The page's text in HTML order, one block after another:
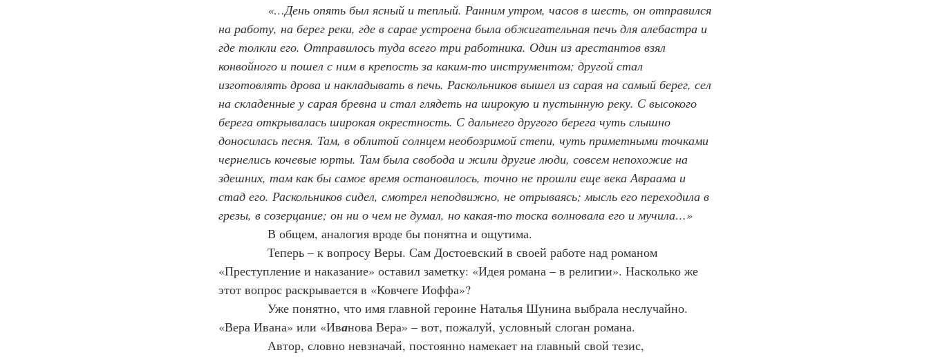
«…День опять был ясный и теплый. Ранним утром, часов в шесть, он отправился
на работу, на берег реки, где в сарае устроена была обжигательная печь для алебастра и
где толкли его. Отправилось туда всего три работника. Один из арестантов взял
конвойного и пошел с ним в крепость за каким-то инструментом; другой стал
изготовлять дрова и накладывать в печь. Раскольников вышел из сарая на самый берег, сел
на складенные у сарая бревна и стал глядеть на широкую и пустынную реку. С высокого
берега открывалась широкая окрестность. С дальнего другого берега чуть слышно
доносилась песня. Там, в облитой солнцем необозримой степи, чуть приметными точками
чернелись кочевые юрты. Там была свобода и жили другие люди, совсем непохожие на
здешних, там как бы самое время остановилось, точно не прошли еще века Авраама и
стад его. Раскольников сидел, смотрел неподвижно, не отрываясь; мысль его переходила в
грезы, в созерцание; он ни о чем не думал, но какая-то тоска волновала его и мучила…»
В общем, аналогия вроде бы понятна и ощутима.
Теперь – к вопросу Веры. Сам Достоевский в своей работе над романом
«Преступление и наказание» оставил заметку: «Идея романа – в религии». Насколько же
этот вопрос раскрывается в «Ковчеге Иоффа»?
Уже понятно, что имя главной героине Наталья Шунина выбрала неслучайно.
«Вера Ивана» или «Иванова Вера» – вот, пожалуй, условный слоган романа.
Автор, словно невзначай, постоянно намекает на главный свой тезис,